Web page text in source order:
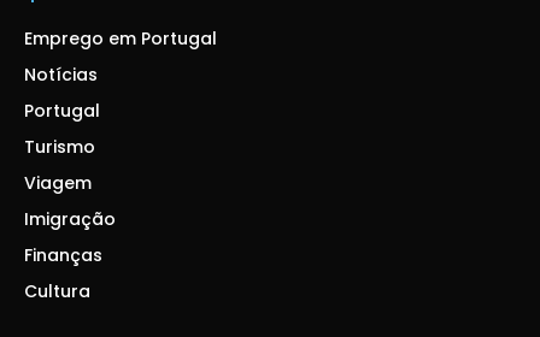
Emprego em Portugal
Notícias
Portugal
Turismo
Viagem
Imigração
Finanças
Cultura